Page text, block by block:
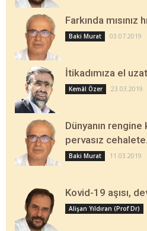
Farkında
Baki Murat 03.07.2019
İtikadımıza el
Kemâl Özer 23.03.2019
Dünyanın
pervasız
Baki Murat 11.03.2019
Kovid-19 aşısı,
Alişan Yıldıran (Prof Dr)